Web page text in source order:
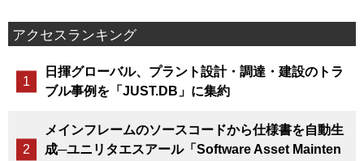
アクセスランキング
日揮グローバル、プラント設計・調達・建設のトラ
ブル事例を「JUST.DB」に集約
メインフレームのソースコードから仕様書を自動生
成─ユニリタエスアール「Software Asset Mainten